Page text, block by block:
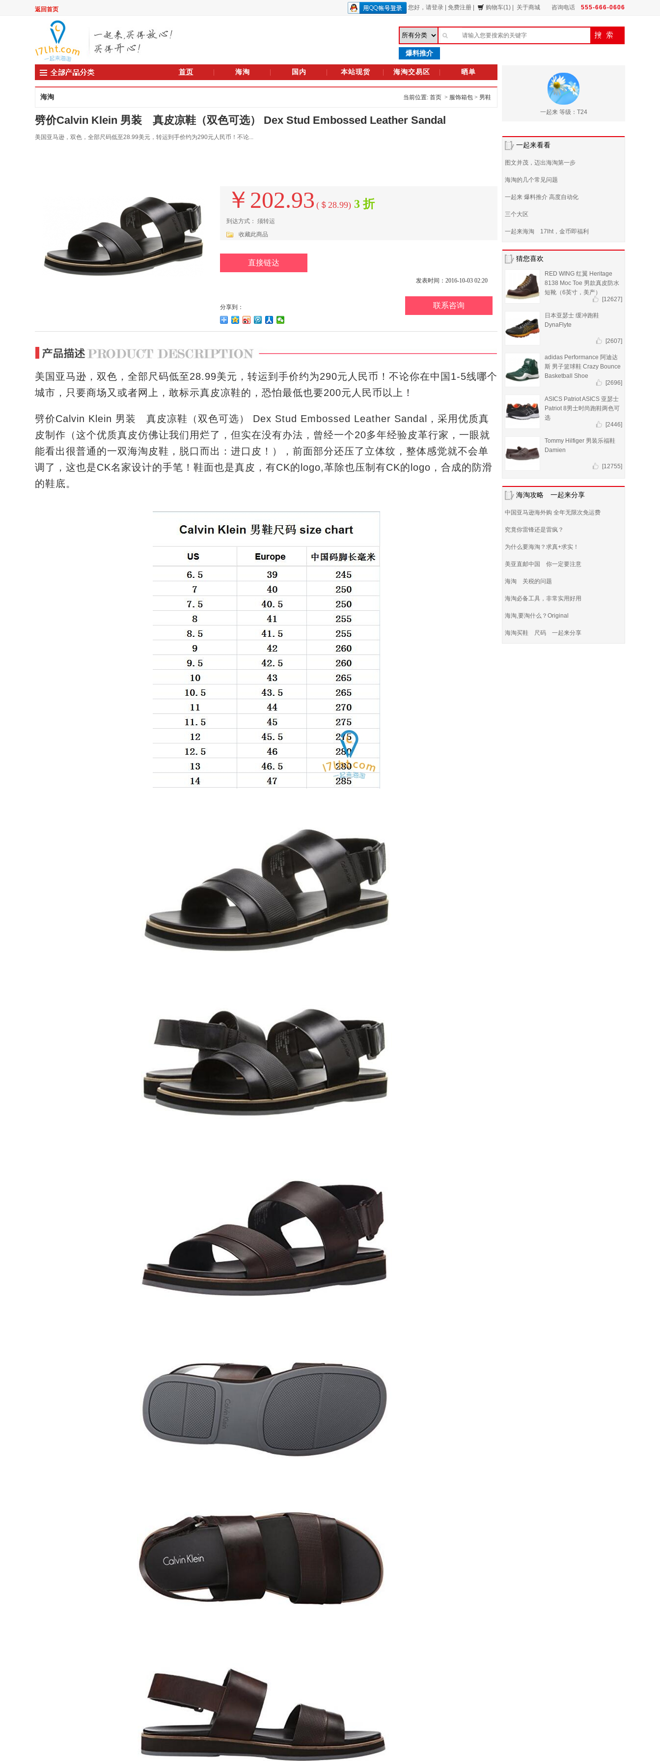
返回首页 您好， 请登录 免费注册 购物车(1) 关于商城 咨询电话 555-666-0606
爆料推介
首页 海淘 国内 本站现货 海淘交易区 晒单
海淘 当前位置: 首页 > 服饰箱包 > 男鞋
劈价Calvin Klein 男装 真皮凉鞋（双色可选） Dex Stud Embossed Leather Sandal
美国亚马逊，双色，全部尺码低至28.99美元，转运到手价约为290元人民币！不论...
￥202.93 (＄28.99) 3 折
到达方式： 须转运
收藏此商品
直接链达
发表时间：2016-10-03 02:20
联系咨询
分享到：
美国亚马逊，双色，全部尺码低至28.99美元，转运到手价约为290元人民币！不论你在中国1-5线哪个
城市，只要商场又或者网上，敢标示真皮凉鞋的，恐怕最低也要200元人民币以上！
劈价Calvin Klein 男装 真皮凉鞋（双色可选） Dex Stud Embossed Leather Sandal，采用优质真
皮制作（这个优质真皮仿佛让我们用烂了，但实在没有办法，曾经一个20多年经验皮革行家，一眼就
能看出很普通的一双海淘皮鞋，脱口而出：进口皮！），前面部分还压了立体纹，整体感觉就不会单
调了，这也是CK名家设计的手笔！鞋面也是真皮，有CK的logo,革除也压制有CK的logo，合成的防滑
的鞋底。
一起来 等级：T24
一起来看看
图文并茂，迈出海淘第一步
海淘的几个常见问题
一起来 爆料推介 高度自动化
三个大区
一起来海淘 17lht，金币即福利
猜您喜欢
RED WING 红翼 Heritage
8138 Moc Toe 男款真皮防水
短靴（6英寸，美产）
[12627]
日本亚瑟士 缓冲跑鞋
DynaFlyte
[2607]
adidas Performance 阿迪达
斯 男子篮球鞋 Crazy Bounce
Basketball Shoe
[2696]
ASICS Patriot ASICS 亚瑟士
Patriot 8男士时尚跑鞋两色可
选
[2446]
Tommy Hilfiger 男装乐福鞋
Damien
[12755]
海淘攻略 一起来分享
中国亚马逊海外购 全年无限次免运费
究竟你雷锋还是雷疯？
为什么要海淘？求真+求实！
美亚直邮中国 你一定要注意
海淘 关税的问题
海淘必备工具，非常实用好用
海淘,要淘什么？Original
海淘买鞋 尺码 一起来分享